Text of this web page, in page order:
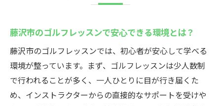
藤沢市でのゴルフデビューを成功させるサ
藤沢市のゴルフレッスンで得られる初心者
の安心感
スムーズに上達できる藤沢市のゴルフレッスン
の特徴
藤沢市で上達を実感できるレッスンカリキ
藤沢市のゴルフレッスンで安心できる環境とは？
藤沢市のゴルフレッスンでは、初心者が安心して学べる
環境が整っています。まず、ゴルフレッスンは少人数制
で行われることが多く、一人ひとりに目が行き届くた
め、インストラクターからの直接的なサポートを受けや